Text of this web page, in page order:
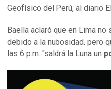
Geofísico del Perú, al diario
Baella aclaró que en Lima
debido a la nubosidad, pero
las 6 p.m. "saldrá la Luna un